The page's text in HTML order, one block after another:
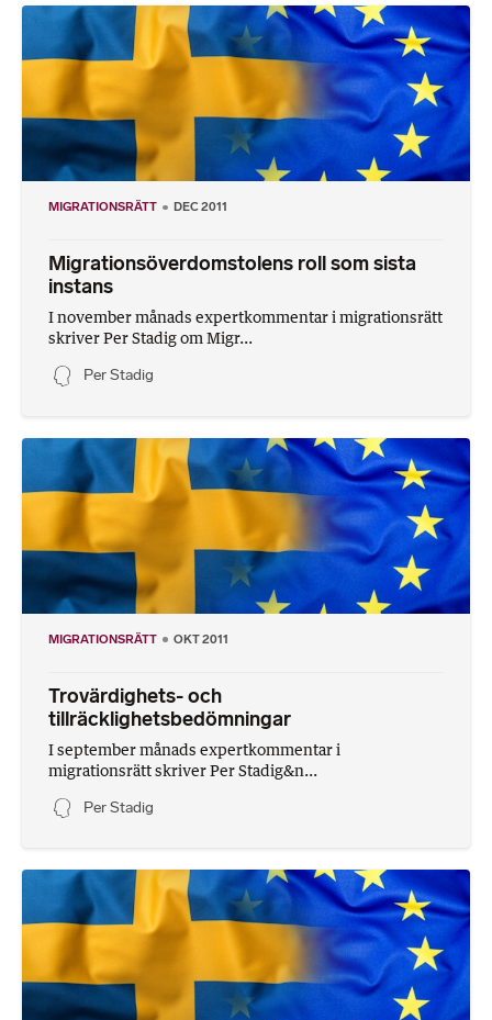
MIGRATIONSRÄTT DEC 2011
Migrationsöverdomstolens roll som sista
instans
I november månads expertkommentar i migrationsrätt
skriver Per Stadig om Migr...
Per Stadig
MIGRATIONSRÄTT OKT 2011
Trovärdighets- och
tillräcklighetsbedömningar
I september månads expertkommentar i
migrationsrätt skriver Per Stadig&n...
Per Stadig